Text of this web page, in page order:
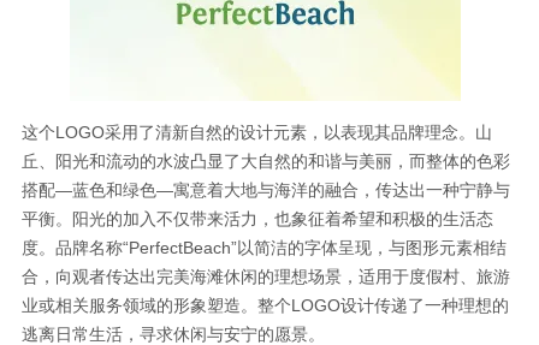
这个LOGO采用了清新自然的设计元素，以表现其品牌理念。山
丘、阳光和流动的水波凸显了大自然的和谐与美丽，而整体的色彩
搭配—蓝色和绿色—寓意着大地与海洋的融合，传达出一种宁静与
平衡。阳光的加入不仅带来活力，也象征着希望和积极的生活态
度。品牌名称“PerfectBeach”以简洁的字体呈现，与图形元素相结
合，向观者传达出完美海滩休闲的理想场景，适用于度假村、旅游
业或相关服务领域的形象塑造。整个LOGO设计传递了一种理想的
逃离日常生活，寻求休闲与安宁的愿景。